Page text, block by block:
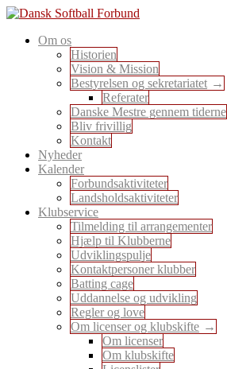
Skip
content
Dansk Softball Forbund
En sport for alle
Om os
Historien
Vision & Mission
Bestyrelsen og sekretariatet
Referater
Danske Mestre gennem tiderne
Bliv frivillig
Kontakt
Nyheder
Kalender
Forbundsaktiviteter
Landsholdsaktiviteter
Klubservice
Tilmelding til arrangementer
Hjælp til Klubberne
Udviklingspulje
Kontaktpersoner klubber
Batting cage
Uddannelse og udvikling
Regler og love
Om licenser og klubskifte
Om licenser
Om klubskifte